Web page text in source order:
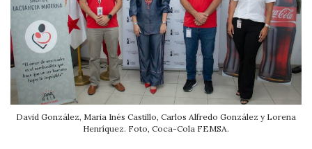
David González, Maria Inés Castillo, Carlos Alfredo González y Lorena
Henríquez. Foto, Coca-Cola FEMSA.